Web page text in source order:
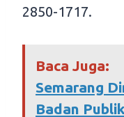
2850-1717.
Baca Juga:
Semarang
Badan